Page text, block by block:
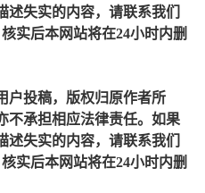
失实的内容，请联系我们
实后本网站将在24小时内删
户投稿，版权归原作者所
不承担相应法律责任。如果
失实的内容，请联系我们
实后本网站将在24小时内删